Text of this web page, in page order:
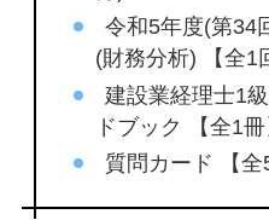
令和5年度(第34
(財務分析) 【全1
建設業経理士1
ドブック 【全1冊
質問カード 【全